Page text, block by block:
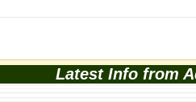
Latest Info from